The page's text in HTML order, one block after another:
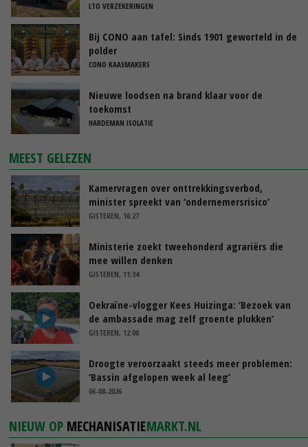
LTO VERZEKERINGEN
Bij CONO aan tafel: Sinds 1901 geworteld in de
polder
CONO KAASMAKERS
Nieuwe loodsen na brand klaar voor de
toekomst
HARDEMAN ISOLATIE
MEEST GELEZEN
Kamervragen over onttrekkingsverbod,
minister spreekt van ‘ondernemersrisico’
GISTEREN, 16:27
Ministerie zoekt tweehonderd agrariërs die
mee willen denken
GISTEREN, 11:34
Oekraïne-vlogger Kees Huizinga: ‘Bezoek van
de ambassade mag zelf groente plukken’
GISTEREN, 12:00
Droogte veroorzaakt steeds meer problemen:
‘Bassin afgelopen week al leeg’
06-08-2026
NIEUW OP MECHANISATIEMARKT.NL